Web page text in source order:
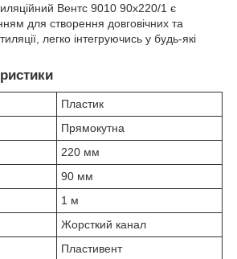
Вентс 9010 90х220/1 є
для створення довговічних та
легко інтегруючись у будь-які
Пластик
Прямокутна
220 мм
90 мм
1 м
Жорсткий канал
Пластивент